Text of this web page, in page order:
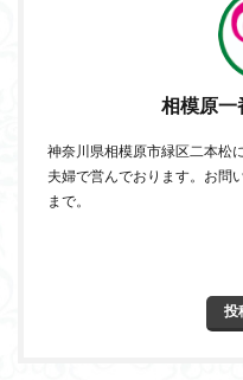
相模原一
神奈川県相模原市緑区二本松
夫婦で営んでおります。お問
まで。
投